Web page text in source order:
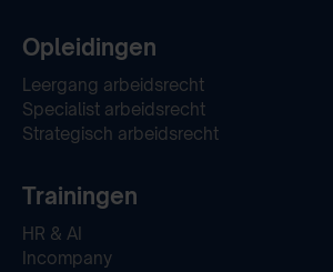
Opleidingen
Leergang arbeidsrecht
Specialist arbeidsrecht
Strategisch arbeidsrecht
Trainingen
HR & AI
Incompany